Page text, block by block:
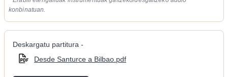
konbinatuan.
Deskargatu partitura -
Desde Santurce a Bilbao.pdf